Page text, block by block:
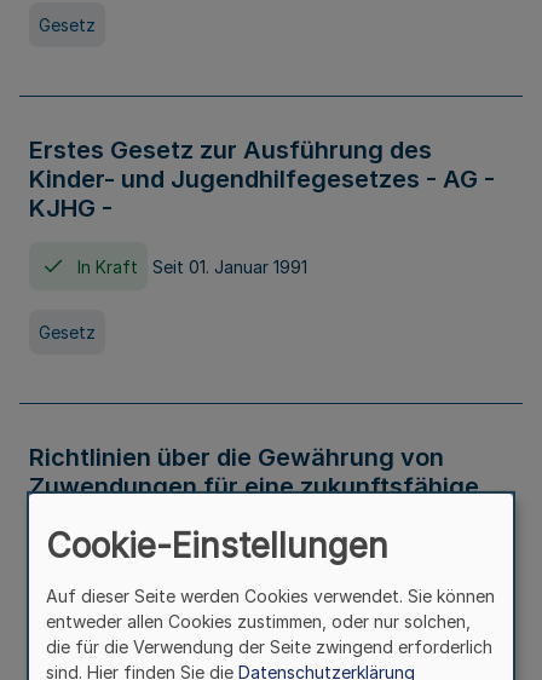
Gesetz
Erstes Gesetz zur Ausführung des
Kinder- und Jugendhilfegesetzes - AG -
KJHG -
In Kraft Seit 01. Januar 1991
Gesetz
Richtlinien über die Gewährung von
Zuwendungen für eine zukunftsfähige
Nordrhein-Westfalen
In Kraft
Verwaltungsvorschrift
Cookie-Einstellungen
Auf dieser Seite werden Cookies verwendet. Sie können
entweder allen Cookies zustimmen, oder nur solchen,
die für die Verwendung der Seite zwingend erforderlich
sind. Hier finden Sie die Datenschutzerklärung